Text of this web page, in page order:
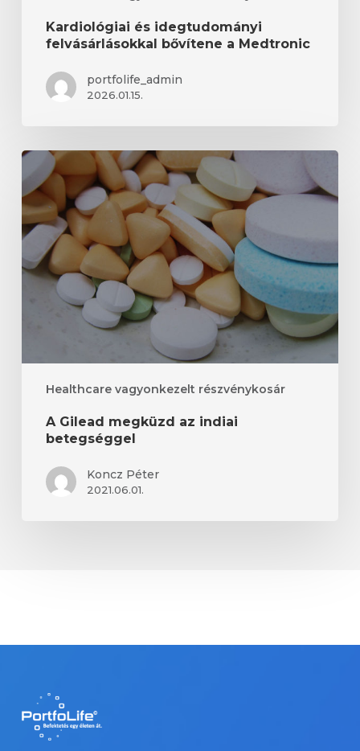
Kardiológiai és idegtudományi
felvásárlásokkal bővítene a Medtronic
portfolife_admin
2026.01.15.
Healthcare vagyonkezelt részvénykosár
A
Gilead
megküzd
az
indiai
betegséggel
A Gilead megküzd az indiai
betegséggel
Koncz Péter
2021.06.01.